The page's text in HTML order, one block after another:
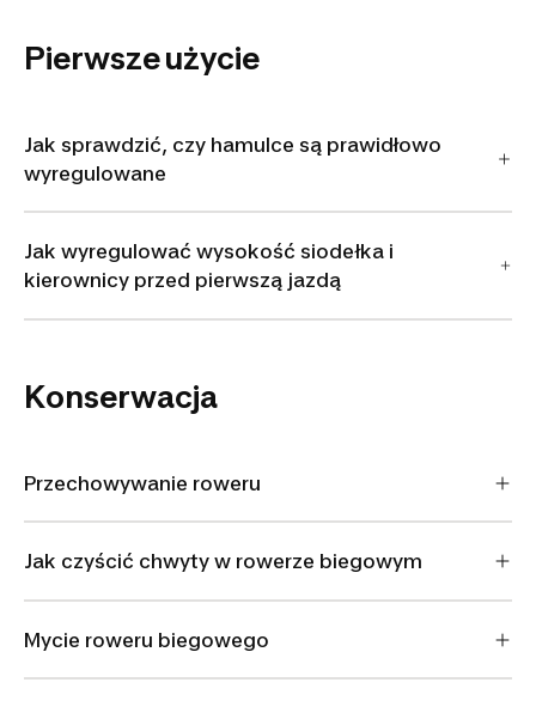
Pierwsze użycie
Jak sprawdzić, czy hamulce są prawidłowo
wyregulowane
Jak wyregulować wysokość siodełka i
kierownicy przed pierwszą jazdą
Konserwacja
Przechowywanie roweru
Jak czyścić chwyty w rowerze biegowym
Mycie roweru biegowego